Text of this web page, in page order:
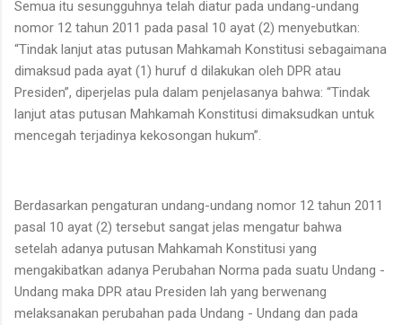
Semua itu sesungguhnya telah diatur pada undang-undang
nomor 12 tahun 2011 pada pasal 10 ayat (2) menyebutkan:
“Tindak lanjut atas putusan Mahkamah Konstitusi sebagaimana
dimaksud pada ayat (1) huruf d dilakukan oleh DPR atau
Presiden”, diperjelas pula dalam penjelasanya bahwa: “Tindak
lanjut atas putusan Mahkamah Konstitusi dimaksudkan untuk
mencegah terjadinya kekosongan hukum”.
Berdasarkan pengaturan undang-undang nomor 12 tahun 2011
pasal 10 ayat (2) tersebut sangat jelas mengatur bahwa
setelah adanya putusan Mahkamah Konstitusi yang
mengakibatkan adanya Perubahan Norma pada suatu Undang -
Undang maka DPR atau Presiden lah yang berwenang
melaksanakan perubahan pada Undang - Undang dan pada